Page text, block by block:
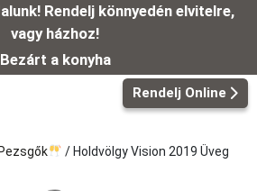
Rendelj könnyedén elvitelre,
vagy házhoz!
Bezárt a konyha
Rendelj Online
/ Holdvölgy Vision 2019 Üveg